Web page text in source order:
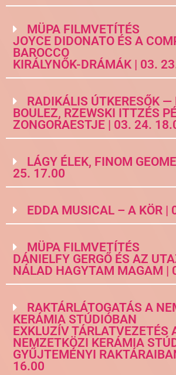
MÜPA FILMVETÍTÉS
JOYCE DIDONATO ÉS A
BAROCCO
KIRÁLYNŐK-DRÁMÁK | 03.
RADIKÁLIS ÚTKERESŐK —
BOULEZ, RZEWSKI ITTZÉS
ZONGORAESTJE | 03. 24.
LÁGY ÉLEK, FINOM
25. 17.00
EDDA MUSICAL – A KÖR |
MÜPA FILMVETÍTÉS
DÁNIELFY GERGŐ ÉS AZ
NÁLAD HAGYTAM MAGAM |
RAKTÁRLÁTOGATÁS A
KERÁMIA STÚDIÓBAN
EXKLUZÍV TÁRLATVEZETÉS
NEMZETKÖZI KERÁMIA
GYŰJTEMÉNYI
16.00